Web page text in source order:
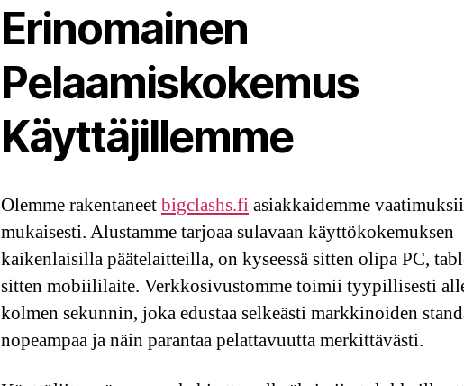
Erinomainen
Pelaamiskokemus
Käyttäjillemme
Olemme rakentaneet bigclashs.fi asiakkaidemme
mukaisesti. Alustamme tarjoaa sulavaan käyttökokemuksen
kaikenlaisilla päätelaitteilla, on kyseessä sitten olipa PC,
sitten mobiililaite. Verkkosivustomme toimii tyypillisesti
kolmen sekunnin, joka edustaa selkeästi markkinoiden
nopeampaa ja näin parantaa pelattavuutta merkittävästi.